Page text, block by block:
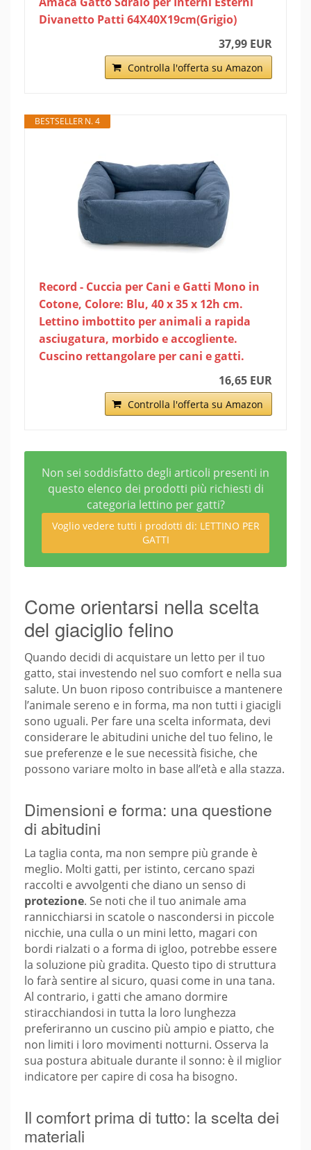
Divanetto Patti 64X40X19cm(Grigio)
37,99 EUR
Controlla l'offerta su Amazon
BESTSELLER N. 4
Record - Cuccia per Cani e Gatti Mono in
Cotone, Colore: Blu, 40 x 35 x 12h cm.
Lettino imbottito per animali a rapida
asciugatura, morbido e accogliente.
Cuscino rettangolare per cani e gatti.
16,65 EUR
Controlla l'offerta su Amazon
Non sei soddisfatto degli articoli presenti in
questo elenco dei prodotti più richiesti di
categoria lettino per gatti?
Voglio vedere tutti i prodotti di: LETTINO PER
GATTI
Come orientarsi nella scelta
del giaciglio felino
Quando decidi di acquistare un letto per il tuo
gatto, stai investendo nel suo comfort e nella sua
salute. Un buon riposo contribuisce a mantenere
l’animale sereno e in forma, ma non tutti i giacigli
sono uguali. Per fare una scelta informata, devi
considerare le abitudini uniche del tuo felino, le
sue preferenze e le sue necessità fisiche, che
possono variare molto in base all’età e alla stazza.
Dimensioni e forma: una questione
di abitudini
La taglia conta, ma non sempre più grande è
meglio. Molti gatti, per istinto, cercano spazi
raccolti e avvolgenti che diano un senso di
protezione. Se noti che il tuo animale ama
rannicchiarsi in scatole o nascondersi in piccole
nicchie, una culla o un mini letto, magari con
bordi rialzati o a forma di igloo, potrebbe essere
la soluzione più gradita. Questo tipo di struttura
lo farà sentire al sicuro, quasi come in una tana.
Al contrario, i gatti che amano dormire
stiracchiandosi in tutta la loro lunghezza
preferiranno un cuscino più ampio e piatto, che
non limiti i loro movimenti notturni. Osserva la
sua postura abituale durante il sonno: è il miglior
indicatore per capire di cosa ha bisogno.
Il comfort prima di tutto: la scelta dei
materiali